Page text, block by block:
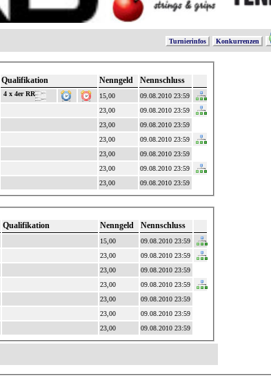
Turnierinfos Konkurrenzen
Qualifikation Nenngeld Nennschluss
4 x 4er RR 15,00
09.08.2010 23:59
23,00
09.08.2010 23:59
23,00
09.08.2010 23:59
23,00
09.08.2010 23:59
23,00
09.08.2010 23:59
23,00
09.08.2010 23:59
23,00 09.08.2010 23:59
Qualifikation Nenngeld Nennschluss
15,00
09.08.2010 23:59
23,00
09.08.2010 23:59
23,00
09.08.2010 23:59
23,00
09.08.2010 23:59
23,00
09.08.2010 23:59
23,00
09.08.2010 23:59
23,00 09.08.2010 23:59